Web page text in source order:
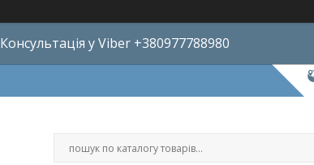
Консультація у Viber +380977788980